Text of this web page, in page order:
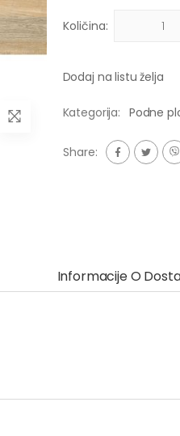
Količina:
Dodaj na listu želja
Kategorija: Podne
Share:
Informacije O